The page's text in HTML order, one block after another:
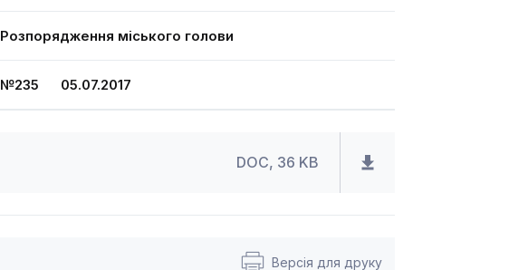
Розпорядження міського голови
№235 05.07.2017
DOC, 36 KB
Версія для друку